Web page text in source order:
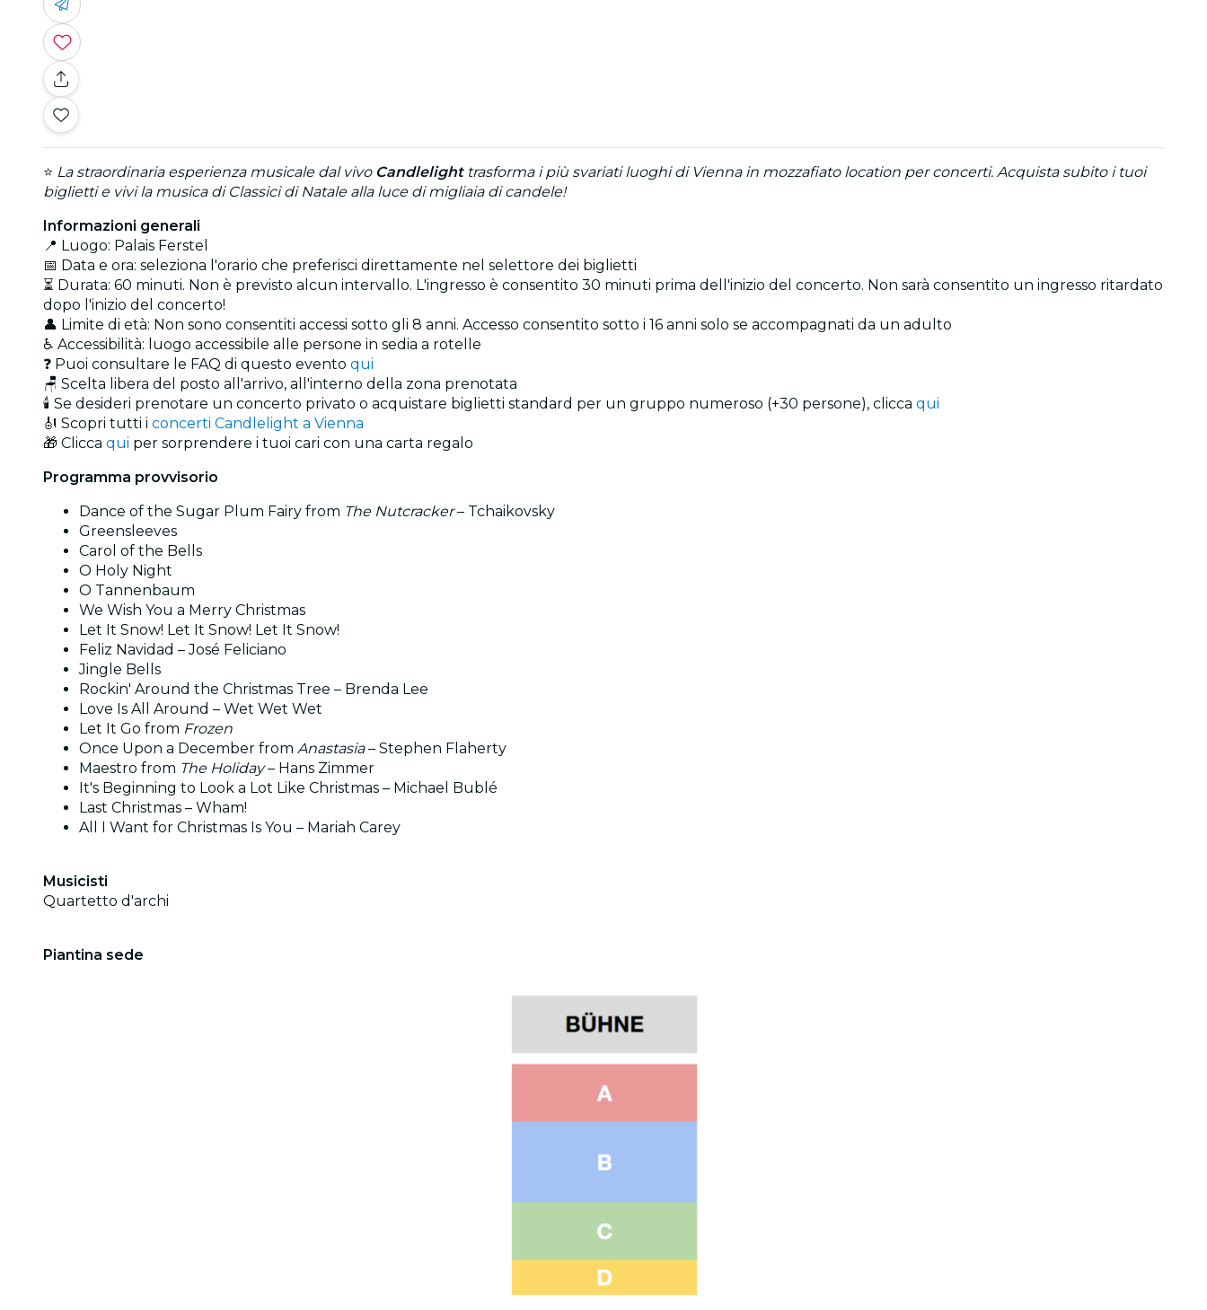
⭐ La straordinaria esperienza musicale dal vivo Candlelighttrasforma i più svariati luoghi di Vienna in mozzafiato location per concerti. Acquista subito i tuoi
biglietti e vivi la musica di Classici di Natale alla luce di migliaia di candele!
Informazioni generali
📍 Luogo: Palais Ferstel
📅 Data e ora: seleziona l'orario che preferisci direttamente nel selettore dei biglietti
⏳ Durata: 60 minuti. Non è previsto alcun intervallo. L'ingresso è consentito 30 minuti prima dell'inizio del concerto. Non sarà consentito un ingresso ritardato
dopo l'inizio del concerto!
👤 Limite di età: Non sono consentiti accessi sotto gli 8 anni. Accesso consentito sotto i 16 anni solo se accompagnati da un adulto
♿ Accessibilità: luogo accessibile alle persone in sedia a rotelle
❓ Puoi consultare le FAQ di questo evento qui
🪑 Scelta libera del posto all'arrivo, all'interno della zona prenotata
🕯️ Se desideri prenotare un concerto privato o acquistare biglietti standard per un gruppo numeroso (+30 persone), clicca qui
🎻 Scopri tutti i concerti Candlelight a Vienna
🎁 Clicca qui per sorprendere i tuoi cari con una carta regalo
Programma provvisorio
Dance of the Sugar Plum Fairy from The Nutcracker– Tchaikovsky
Greensleeves
Carol of the Bells
O Holy Night
O Tannenbaum
We Wish You a Merry Christmas
Let It Snow! Let It Snow! Let It Snow!
Feliz Navidad – José Feliciano
Jingle Bells
Rockin' Around the Christmas Tree – Brenda Lee
Love Is All Around – Wet Wet Wet
Let It Go from Frozen
Once Upon a December from Anastasia– Stephen Flaherty
Maestro from The Holiday– Hans Zimmer
It's Beginning to Look a Lot Like Christmas – Michael Bublé
Last Christmas – Wham!
All I Want for Christmas Is You – Mariah Carey
Musicisti
Quartetto d'archi
Piantina sede